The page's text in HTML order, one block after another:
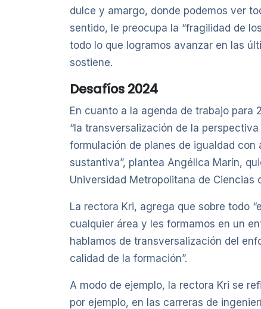
dulce y amargo, donde podemos ver
sentido, le preocupa la “fragilidad de
todo lo que logramos avanzar en las
sostiene.
Desafíos 2024
En cuanto a la agenda de trabajo para
“la transversalización de la
formulación de planes de igualdad
sustantiva”, plantea Angélica Marín,
Universidad Metropolitana de Ciencias
La rectora Kri, agrega que sobre todo
cualquier área y les formamos en un
hablamos de transversalización del
calidad de la formación”.
A modo de ejemplo, la rectora Kri se
por ejemplo, en las carreras de